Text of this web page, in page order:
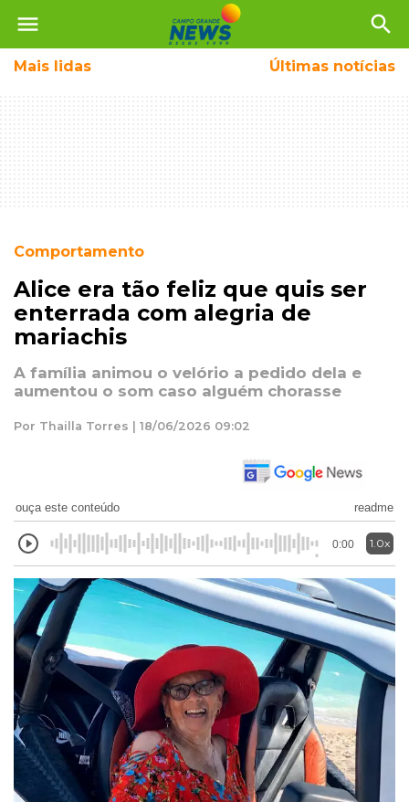
menu search
Mais lidas Últimas notícias
Comportamento
Alice era tão feliz que quis ser
enterrada com alegria de
mariachis
A família animou o velório a pedido dela e
aumentou o som caso alguém chorasse
Por Thailla Torres | 18/06/2026 09:02
ouça este conteúdo readme
0:00 1.0x